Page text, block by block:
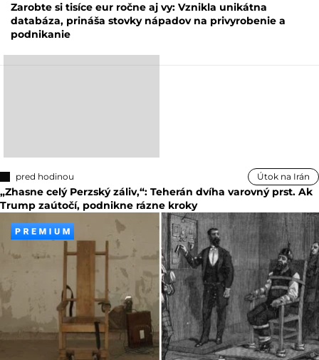
Zarobte si tisíce eur ročne aj vy: Vznikla unikátna
databáza, prináša stovky nápadov na privyrobenie a
podnikanie
pred hodinou Útok na Irán
„Zhasne celý Perzský záliv,“: Teherán dvíha varovný prst. Ak
Trump zaútočí, podnikne rázne kroky